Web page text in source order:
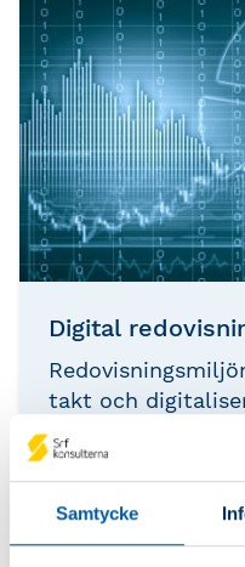
Samtycke
Digital
takt och
möjligheter. Det
frågeställningar
och deras kunder.